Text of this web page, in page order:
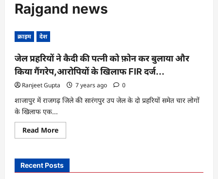
Rajgand news
क्राइम देश
जेल प्रहरियों ने कैदी की पत्नी को फ़ोन कर बुलाया और
किया गैंगरेप,आरोपियों के खिलाफ FIR दर्ज…
Ranjeet Gupta 7 years ago 0
शाजापुर में राजगढ़ जिले की सारंगपुर उप जेल के दो प्रहरियों समेत चार लोगों
के खिलाफ एक...
Read MoreRead
more
प्रहरियों
ने
कैदी
Recent Posts